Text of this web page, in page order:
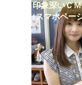
印象深いＣ
(スマホペー